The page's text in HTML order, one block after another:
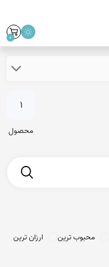
0
1
محصول
محبوب ترین
ارزان ترین